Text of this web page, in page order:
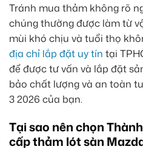
Tránh mua thảm không rõ
chúng thường được làm từ
mùi khó chịu và tuổi thọ
địa chỉ lắp đặt uy tín tại
để được tư vấn và lắp đặt
bảo chất lượng và an toàn
3 2026 của bạn.
Tại sao nên chọn
cấp thảm lót sàn